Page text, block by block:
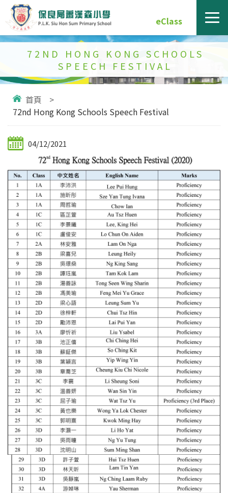
eClass
72ND HONG KONG SCHOOLS
SPEECH FESTIVAL
首頁
>
72nd Hong Kong Schools Speech Festival
04/12/2021